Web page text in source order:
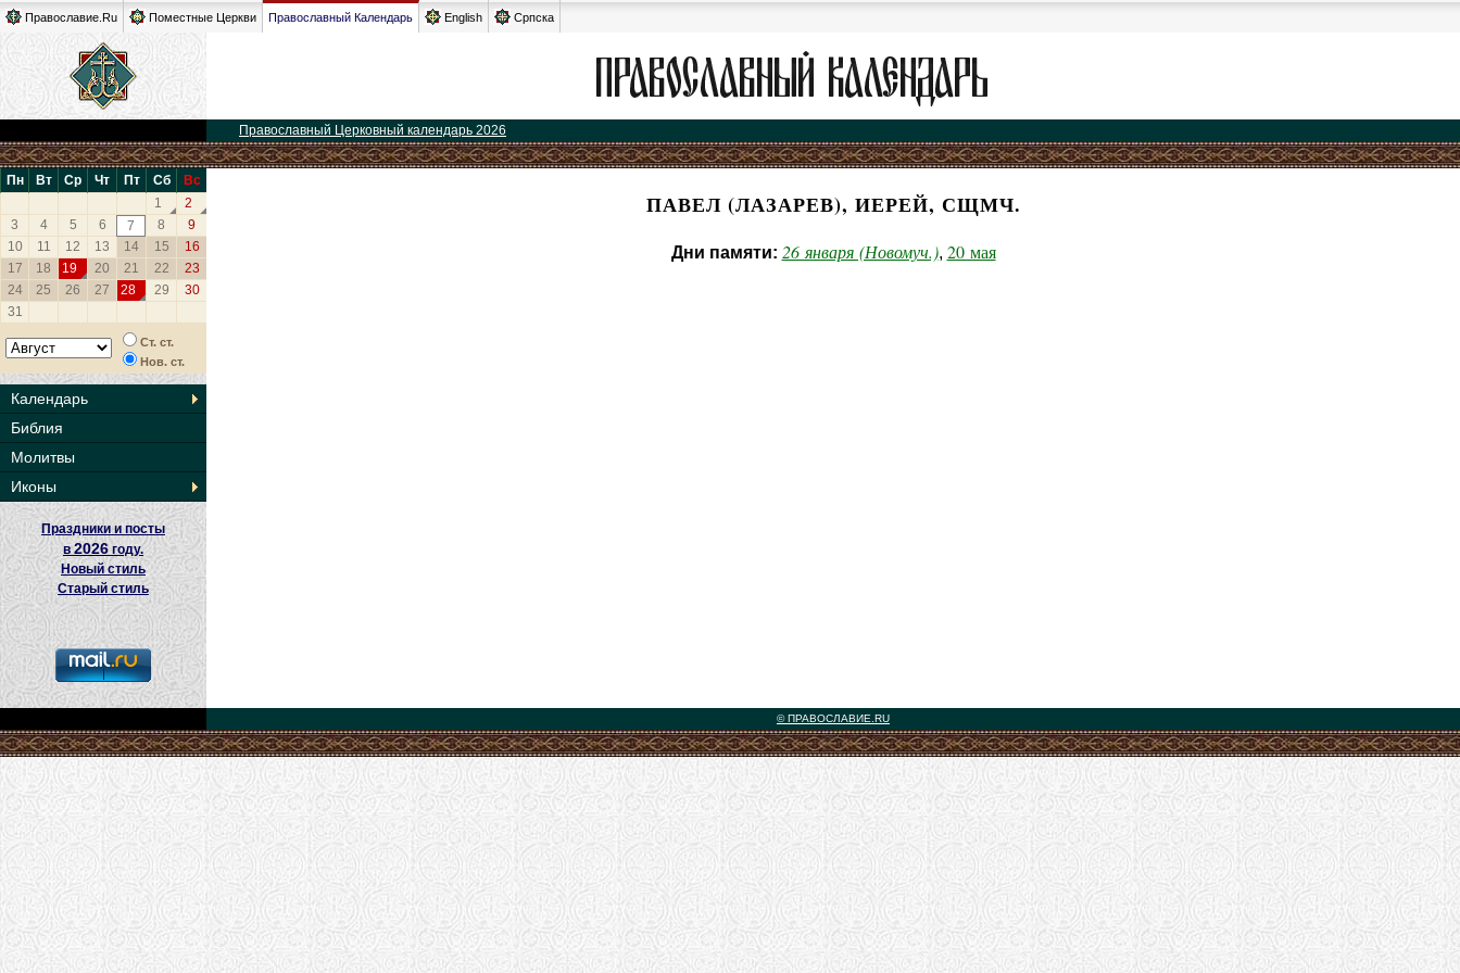
Православие.Ru Поместные Церкви Православный Календарь English Српска
Православный Церковный календарь 2026
Пн Вт Ср Чт Пт Сб
Вс
1
2
3
4 5 6 7 8
9
10
11 12 13 14 15
16
17
18 19 20 21 22
23
24
25 26 27 28 29
30
31
Ст. ст.
Нов. ст.
Календарь
Библия
Молитвы
Иконы
Праздники и посты
в2026 году.
Новый стиль
Старый стиль
ПАВЕЛ (ЛАЗАРЕВ), ИЕРЕЙ, СЩМЧ.
Дни памяти: 26 января (Новомуч.), 20 мая
© ПРАВОСЛАВИЕ.RU